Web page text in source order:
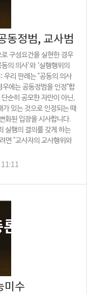
동정범, 교사범
구성요건을 실현한 경우
의 의사’와 ‘실행행위의
우리 판례는 "공동의 의사
에는 공동정범을 인정"합
순히 공모한 자만이 아닌,
있는 것으로 인정되는 때
화된 입장을 시사합니다.
실행의 결의를 갖게 하는
면 "교사자의 교사행위와
미수